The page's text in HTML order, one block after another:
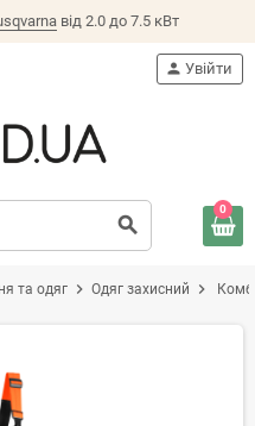
від 2.0 до 7.5 кВт
search
person Увійти
0
та одяг chevron_right Одяг захисний chevron_right